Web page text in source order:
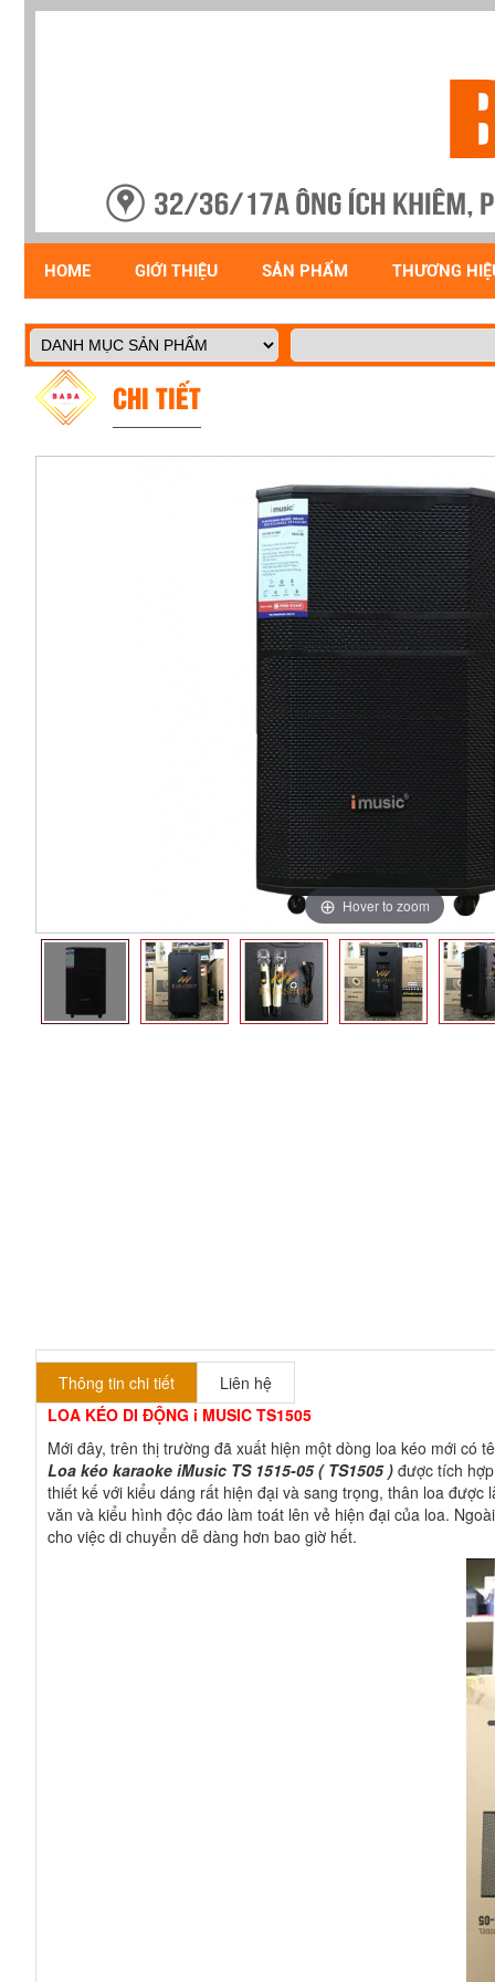
HOME GIỚI THIỆU SẢN PHẨM THƯƠNG
CHI TIẾT
Hover to zoom
Thông tin chi tiết
Liên hệ
LOA KÉO DI ĐỘNG i MUSIC TS1505
Mới đây, trên thị trường đã xuất hiện một dòng loa kéo mới có
Loa kéo karaoke iMusic TS 1515-05 ( TS1505 ) được tích
thiết kế với kiểu dáng rất hiện đại và sang trọng, thân loa
văn và kiểu hình độc đáo làm toát lên vẻ hiện đại của loa.
cho việc di chuyển dễ dàng hơn bao giờ hết.